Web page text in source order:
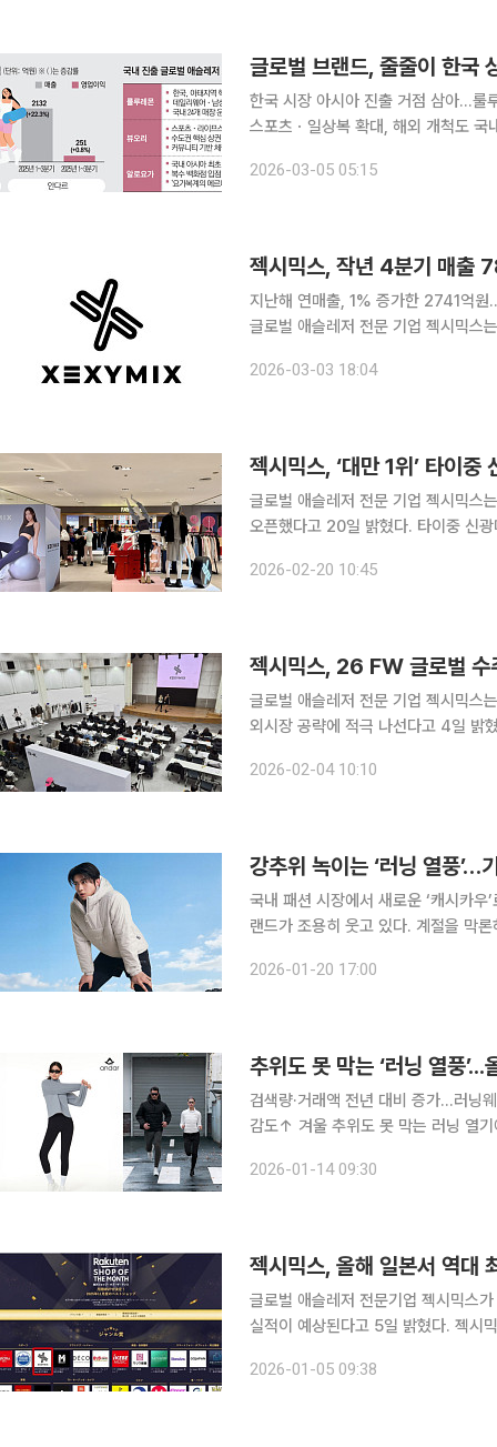
한국 시장 아시아 진출 거점 삼아...룰
스포츠ㆍ일상복 확대, 해외 개척도 국내 토종 애슬레저 브랜드가 성장이냐, 정체냐 기로에 섰다. 내
글로벌 경쟁 브랜드가 잇달아 한국에
2026-03-05 05:15
젝시믹스, 작년 4분기 매
지난해 연매출, 1% 증가한 2741억
글로벌 애슬레저 전문 기업 젝시믹스
원을 기록했다고 공시했다. 연 매출액
2026-03-03 18:04
젝시믹스, ‘대만 1위’ 타이
글로벌 애슬레저 전문 기업 젝시믹스
오픈했다고 20일 밝혔다. 타이중 신광미츠코시 백화점은 대만 내 매출 1위 백화점으로, 수많은 매장
패션 브랜드가 모여있을 뿐 아니라
2026-02-20 10:45
젝시믹스, 26 FW 글로벌 수
글로벌 애슬레저 전문 기업 젝시믹스
외시장 공략에 적극 나선다고 4일 밝혔다. 젝시믹스는 전날부터 건국대학교 새천년관 우
대만, 중국법인을 비롯해 중국 파트
2026-02-04 10:10
강추위 녹이는 ‘러닝 열풍
국내 패션 시장에서 새로운 ‘캐시카
랜드가 조용히 웃고 있다. 계절을 막
벌 애슬레저 브랜드 젝시믹스의 러닝
2026-01-20 17:00
추위도 못 막는 ‘러닝 열풍
검색량·거래액 전년 대비 증가...러닝
감도↑ 겨울 추위도 못 막는 러닝 열기에 패션업계에는 모처럼 화색이 돈다. 계절을 가리지 않는 러
있다. 14일 지그재그에 따르면 지
2026-01-14 09:30
젝시믹스, 올해 일본서 역대
글로벌 애슬레저 전문기업 젝시믹스
실적이 예상된다고 5일 밝혔다. 젝시믹스 일본법인은 지난해 3분기 누적매출 119억 원을 기록하며,
최초로 일본 현지 매출 200억 원 고
2026-01-05 09:38